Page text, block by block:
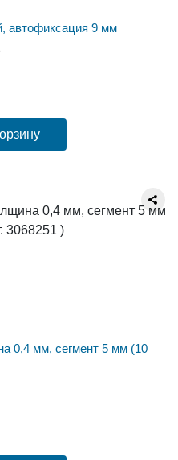
автофиксация 9 мм
0,4 мм, сегмент 5 мм (10